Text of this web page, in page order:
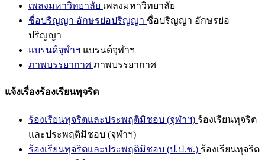
เพลงมหาวิทยาลัย เพลงมหาวิทยาลัย
ชื่อปริญญา อักษรย่อปริญญา ชื่อปริญญา อักษรย่อ
ปริญญา
แบรนด์จุฬาฯ แบรนด์จุฬาฯ
ภาพบรรยากาศ ภาพบรรยากาศ
แจ้งเรื่องร้องเรียนทุจริต
ร้องเรียนทุจริตและประพฤติมิชอบ (จุฬาฯ) ร้องเรียนทุจริต
และประพฤติมิชอบ (จุฬาฯ)
ร้องเรียนทุจริตและประพฤติมิชอบ (ป.ป.ช.) ร้องเรียนทุจริต